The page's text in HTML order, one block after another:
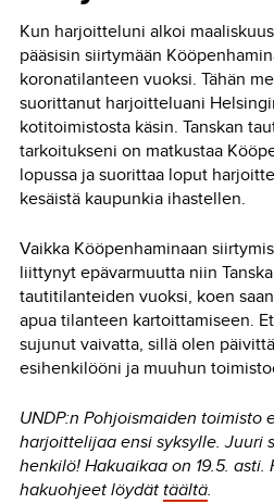
Kun harjoitteluni alkoi
pääsisin siirtymään
koronatilanteen vuoksi. Tähän
suorittanut harjoitteluani
kotitoimistosta käsin. Tanskan
tarkoitukseni on matkustaa
lopussa ja suorittaa loput
kesäistä kaupunkia ihastellen.
Vaikka Kööpenhaminaan
liittynyt epävarmuutta niin
tautitilanteiden vuoksi, koen
apua tilanteen kartoittamiseen.
sujunut vaivatta, sillä olen
esihenkilööni ja muuhun
UNDP:n Pohjoismaiden toimisto
harjoittelijaa ensi syksylle. Juuri
henkilö! Hakuaikaa on 19.5.
hakuohjeet löydättäältä.